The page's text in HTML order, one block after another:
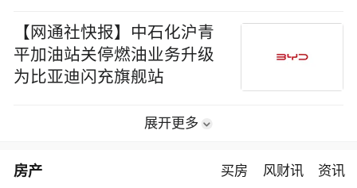
【网通社快报】中石化沪青
平加油站关停燃油业务升级
为比亚迪闪充旗舰站
展开更多
房产 买房 风财讯 资讯